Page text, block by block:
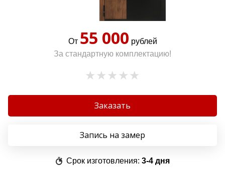
От 55 000 рублей
За стандартную комплектацию!
Заказать
Запись на замер
Срок изготовления: 3-4 дня